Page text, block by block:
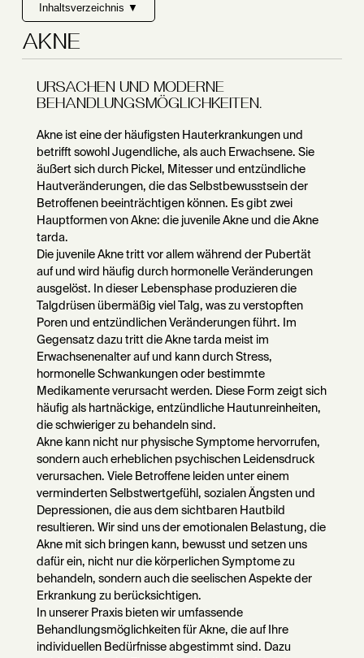
Inhaltsverzeichnis ▼
AKNE
URSACHEN UND MODERNE
BEHANDLUNGSMÖGLICHKEITEN.
Akne ist eine der häufigsten Hauterkrankungen und
betrifft sowohl Jugendliche, als auch Erwachsene. Sie
äußert sich durch Pickel, Mitesser und entzündliche
Hautveränderungen, die das Selbstbewusstsein der
Betroffenen beeinträchtigen können. Es gibt zwei
Hauptformen von Akne: die juvenile Akne und die Akne
tarda.
Die juvenile Akne tritt vor allem während der Pubertät
auf und wird häufig durch hormonelle Veränderungen
ausgelöst. In dieser Lebensphase produzieren die
Talgdrüsen übermäßig viel Talg, was zu verstopften
Poren und entzündlichen Veränderungen führt. Im
Gegensatz dazu tritt die Akne tarda meist im
Erwachsenenalter auf und kann durch Stress,
hormonelle Schwankungen oder bestimmte
Medikamente verursacht werden. Diese Form zeigt sich
häufig als hartnäckige, entzündliche Hautunreinheiten,
die schwieriger zu behandeln sind.
Akne kann nicht nur physische Symptome hervorrufen,
sondern auch erheblichen psychischen Leidensdruck
verursachen. Viele Betroffene leiden unter einem
verminderten Selbstwertgefühl, sozialen Ängsten und
Depressionen, die aus dem sichtbaren Hautbild
resultieren. Wir sind uns der emotionalen Belastung, die
Akne mit sich bringen kann, bewusst und setzen uns
dafür ein, nicht nur die körperlichen Symptome zu
behandeln, sondern auch die seelischen Aspekte der
Erkrankung zu berücksichtigen.
In unserer Praxis bieten wir umfassende
Behandlungsmöglichkeiten für Akne, die auf Ihre
individuellen Bedürfnisse abgestimmt sind. Dazu